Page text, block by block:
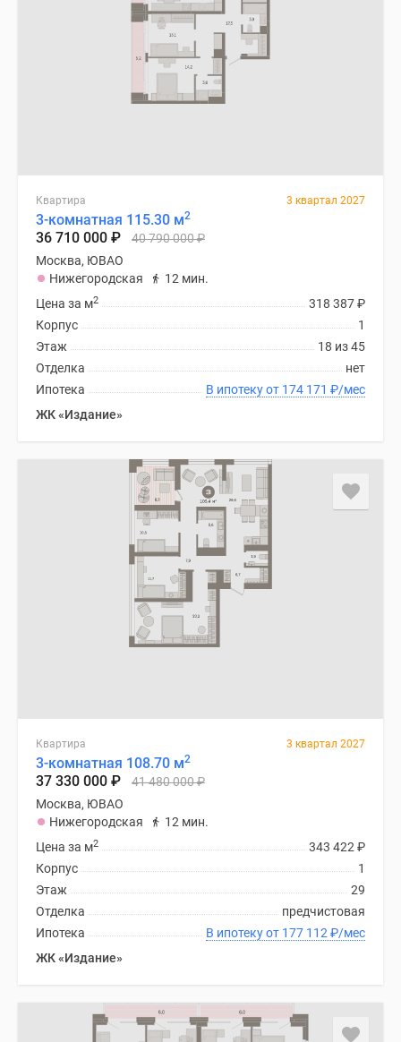
Квартира 3 квартал 2027
3-комнатная 115.30 м2
36 710 000 ₽ 40 790 000₽
Москва, ЮВАО
Нижегородская
12 мин.
318 387₽
Цена за м2
1
Корпус
18 из 45
Этаж
нет
Отделка
В ипотеку от 174 171 ₽/мес
Ипотека
ЖК «Издание»
Квартира 3 квартал 2027
3-комнатная 108.70 м2
37 330 000 ₽ 41 480 000₽
Москва, ЮВАО
Нижегородская
12 мин.
343 422 ₽
Цена за м2
1
Корпус
29
Этаж
предчистовая
Отделка
В ипотеку от 177 112 ₽/мес
Ипотека
ЖК «Издание»